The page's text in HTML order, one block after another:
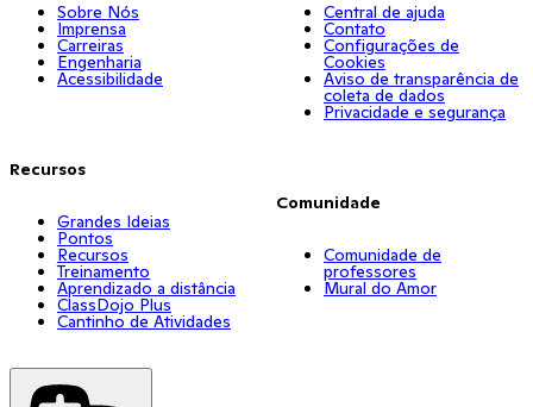
Sobre Nós
Imprensa
Carreiras
Engenharia
Acessibilidade
Recursos
Grandes Ideias
Pontos
Recursos
Treinamento
Aprendizado a distância
ClassDojo Plus
Cantinho de Atividades
Central de ajuda
Contato
Configurações de
Cookies
Aviso de transparência de
coleta de dados
Privacidade e segurança
Comunidade
Comunidade de
professores
Mural do Amor